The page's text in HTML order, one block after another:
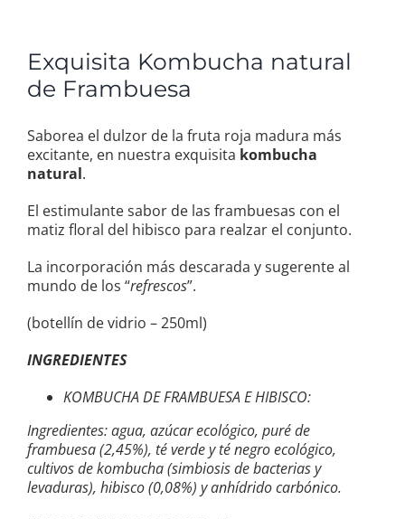
Exquisita Kombucha natural
de Frambuesa
Saborea el dulzor de la fruta roja madura más
excitante, en nuestra exquisita kombucha
natural.
El estimulante sabor de las frambuesas con el
matiz floral del hibisco para realzar el conjunto.
La incorporación más descarada y sugerente al
mundo de los “refrescos”.
(botellín de vidrio – 250ml)
INGREDIENTES
KOMBUCHA DE FRAMBUESA E HIBISCO:
Ingredientes:agua, azúcar ecológico, puré de
frambuesa (2,45%), té verde y té negro ecológico,
cultivos de kombucha (simbiosis de bacterias y
levaduras), hibisco (0,08%) y anhídrido carbónico.